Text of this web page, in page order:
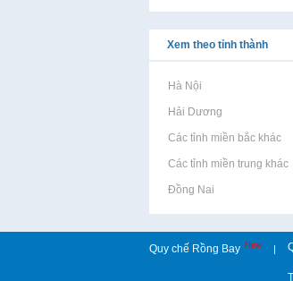
Xem theo tỉnh thành
Rao vặt tại Hà Nội Rao
Rao vặt tại Hải Dương Rao
Rao vặt tại Các tỉnh miền bắc khác
Rao
Rao vặt tại Các tỉnh miền trung khác
Rao
Rao vặt tại Đồng Nai Rao
Quy chế Rồng Bay New |